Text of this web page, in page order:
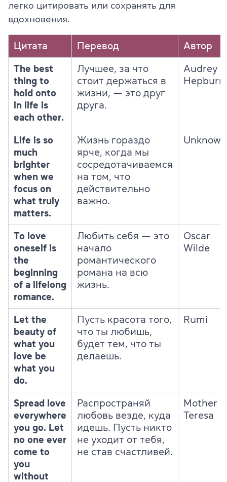
легко цитировать или сохранять для
вдохновения.
Цитата Перевод Автор
The best
thing to
hold onto
in life is
each other.
Лучшее, за что
стоит держаться в
жизни, — это друг
друга.
Audrey
Hepburn
Life is so
much
brighter
when we
focus on
what truly
matters.
Жизнь гораздо
ярче, когда мы
сосредотачиваемся
на том, что
действительно
важно.
Unknown
To love
oneself is
the
beginning
of a lifelong
romance.
Любить себя — это
начало
романтического
романа на всю
жизнь.
Oscar
Wilde
Let the
beauty of
what you
love be
what you
do.
Пусть красота того,
что ты любишь,
будет тем, что ты
делаешь.
Rumi
Spread love
everywhere
you go. Let
no one ever
come to
you
without
Распространяй
любовь везде, куда
идешь. Пусть никто
не уходит от тебя,
не став счастливей.
Mother
Teresa